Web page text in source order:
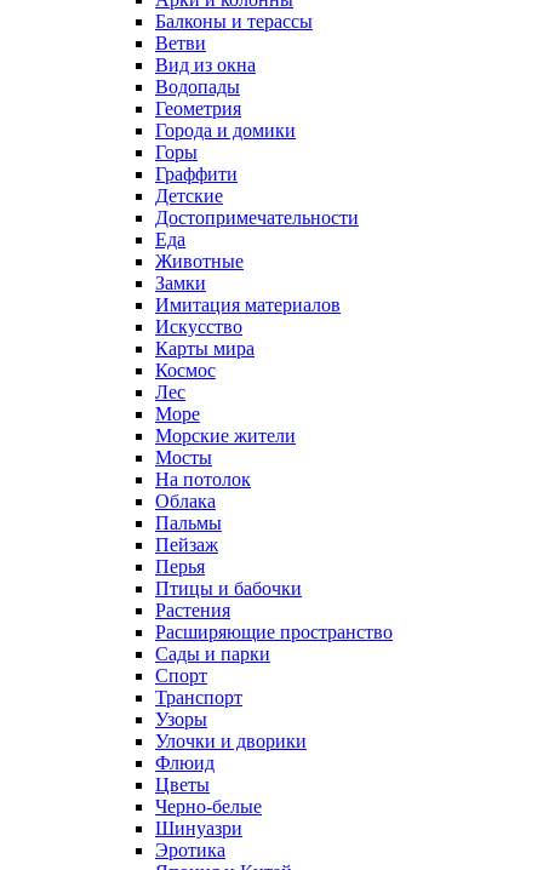
Балконы и терассы
Ветви
Вид из окна
Водопады
Геометрия
Города и домики
Горы
Граффити
Детские
Достопримечательности
Еда
Животные
Замки
Имитация материалов
Искусство
Карты мира
Космос
Лес
Море
Морские жители
Мосты
На потолок
Облака
Пальмы
Пейзаж
Перья
Птицы и бабочки
Растения
Расширяющие пространство
Сады и парки
Спорт
Транспорт
Узоры
Улочки и дворики
Флюид
Цветы
Черно-белые
Шинуазри
Эротика